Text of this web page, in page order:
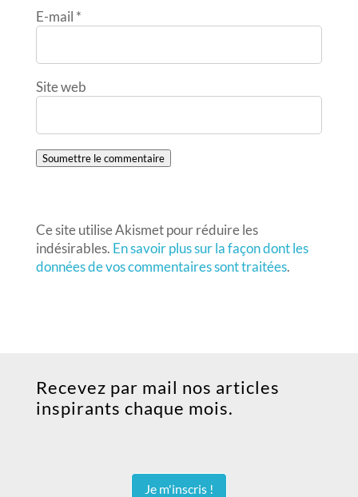
E-mail *
Site web
Soumettre le commentaire
Ce site utilise Akismet pour réduire les
indésirables. En savoir plus sur la façon dont les
données de vos commentaires sont traitées.
Recevez par mail nos articles
inspirants chaque mois.
Je m'inscris !